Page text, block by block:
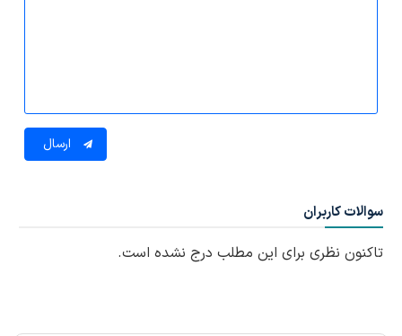
ارسال
سوالات کاربران
تاکنون نظری برای این مطلب درج نشده است.